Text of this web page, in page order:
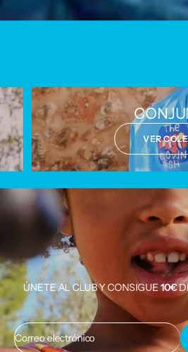
VER
ÚNETE AL CLUB Y CONSIGUE 10€
Correo electrónico